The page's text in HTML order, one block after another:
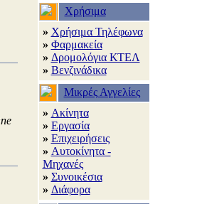
Χρήσιμα
» Χρήσιμα Τηλέφωνα
» Φαρμακεία
» Δρομολόγια ΚΤΕΛ
» Βενζινάδικα
Μικρές Αγγελίες
» Ακίνητα
» Εργασία
» Επιχειρήσεις
» Αυτοκίνητα -
Μηχανές
» Συνοικέσια
» Διάφορα